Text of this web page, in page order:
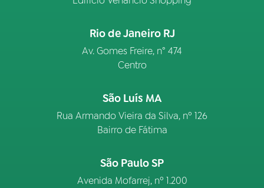
Rio de Janeiro RJ
Av. Gomes Freire, n° 474
Centro
São Luís MA
Rua Armando Vieira da Silva, nº 126
Bairro de Fátima
São Paulo SP
Avenida Mofarrej, nº 1.200